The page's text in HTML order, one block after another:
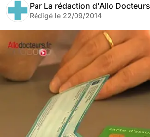
Par La rédaction d'Allo Docteurs
Rédigé le 22/09/2014